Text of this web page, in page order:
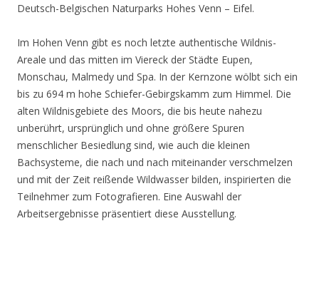
Deutsch-Belgischen Naturparks Hohes Venn – Eifel.
Im Hohen Venn gibt es noch letzte authentische Wildnis-
Areale und das mitten im Viereck der Städte Eupen,
Monschau, Malmedy und Spa. In der Kernzone wölbt sich ein
bis zu 694 m hohe Schiefer-Gebirgskamm zum Himmel. Die
alten Wildnisgebiete des Moors, die bis heute nahezu
unberührt, ursprünglich und ohne größere Spuren
menschlicher Besiedlung sind, wie auch die kleinen
Bachsysteme, die nach und nach miteinander verschmelzen
und mit der Zeit reißende Wildwasser bilden, inspirierten die
Teilnehmer zum Fotografieren. Eine Auswahl der
Arbeitsergebnisse präsentiert diese Ausstellung.